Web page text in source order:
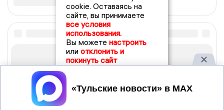
cookie. Оставаясь на
сайте, вы принимаете
все условия
использования.
Вы можете настроить
или отклонить и
покинуть сайт
Принять